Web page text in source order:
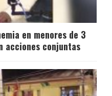
en menores de 3
acciones conjuntas